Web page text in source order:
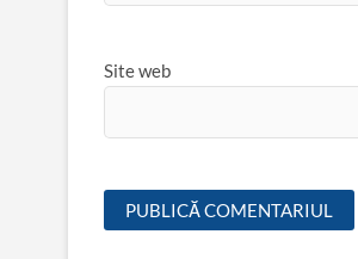
Site web